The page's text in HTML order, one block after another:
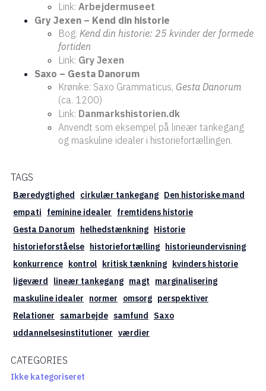
Link: Arbejdermuseet
Gry Jexen – Kend din historie
Bog: Kend din historie: 25 kvinder der formede
fortiden
Link: Gry Jexen
Saxo – Gesta Danorum
Krønike: Saxo Grammaticus, Gesta Danorum
(ca. 1200)
Link: Danmarkshistorien.dk
Anvendt som eksempel på lineær tankegang
og maskuline idealer i historiefortællingen.
TAGS
Bæredygtighed cirkulær tankegang Den historiske mand
empati
feminine idealer
fremtidens historie
Gesta Danorum helhedstænkning Historie
historieforståelse historiefortælling historieundervisning
konkurrence kontrol kritisk tænkning kvinders historie
ligeværd
lineær tankegang magt
marginalisering
maskuline idealer
normer omsorg perspektiver
Relationer
samarbejde samfund
Saxo
uddannelsesinstitutioner værdier
CATEGORIES
Ikke kategoriseret